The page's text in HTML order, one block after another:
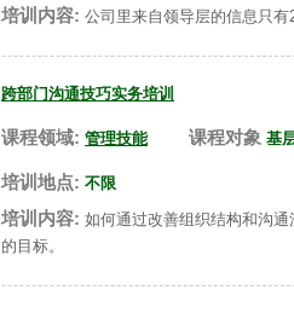
培训内容: 公司里来自领导层的信息只
跨部门沟通技巧实务培训
课程领域: 管理技能 课程对象 基
培训地点: 不限
培训内容: 如何通过改善组织结构和沟
的目标。